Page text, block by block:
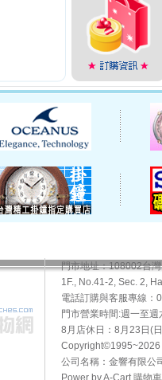
門市地址：108002台
1F., No.41-2, Sec. 2,
電話訂購與客服專線
門市營業時間:週一至
8月店休日：8月23日(
Copyright©1995~2026
公司名稱：金響有限公
Power by A-Cart 購物車